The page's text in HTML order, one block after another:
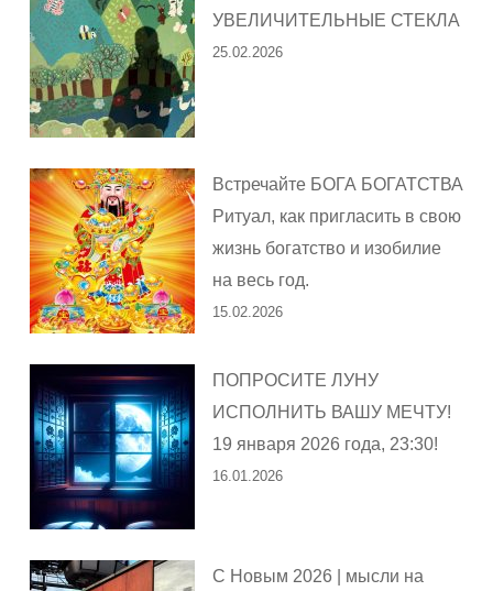
УВЕЛИЧИТЕЛЬНЫЕ СТЕКЛА
25.02.2026
Встречайте БОГА БОГАТСТВА
Ритуал, как пригласить в свою
жизнь богатство и изобилие
на весь год.
15.02.2026
ПОПРОСИТЕ ЛУНУ
ИСПОЛНИТЬ ВАШУ МЕЧТУ!
19 января 2026 года, 23:30!
16.01.2026
С Новым 2026 | мысли на